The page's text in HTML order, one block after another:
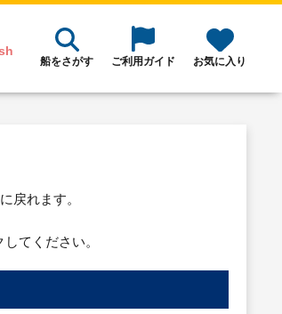
船をさがす ご利用ガイド お気に入り
戻れます。
てください。